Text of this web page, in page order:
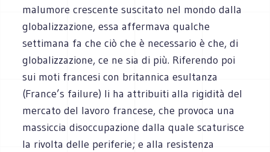
malumore crescente suscitato nel mondo dalla
globalizzazione, essa affermava qualche
settimana fa che ciò che è necessario è che, di
globalizzazione, ce ne sia di più. Riferendo poi
sui moti francesi con britannica esultanza
(France’s failure) li ha attribuiti alla rigidità del
mercato del lavoro francese, che provoca una
massiccia disoccupazione dalla quale scaturisce
la rivolta delle periferie; e alla resistenza